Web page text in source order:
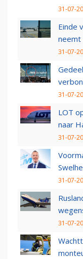
31-07-
Einde
neemt
31-07-
31-07-
LOT
naar
31-07-
31-07-
31-07-